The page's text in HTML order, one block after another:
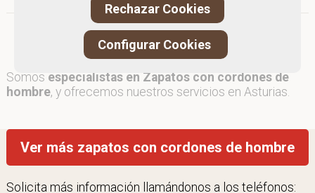
Somos especialistas en Zapatos con cordones de
hombre, y ofrecemos nuestros servicios en Asturias.
Ver más zapatos con cordones de hombre
Solicita más información llamándonos a los teléfonos:
Rechazar Cookies
Configurar Cookies